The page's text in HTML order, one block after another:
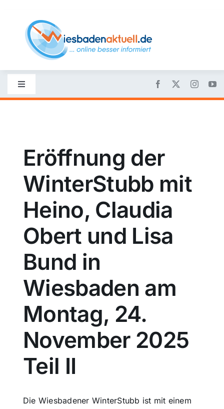
content
Toggle
Navigation
Politik
Wirtschaft
Sport
Panorama
Mein Stadtteil
Galerie
Eröffnung der
WinterStubb mit
Heino, Claudia
Obert und Lisa
Bund in
Wiesbaden am
Montag, 24.
November 2025
Teil II
Die Wiesbadener WinterStubb ist mit einem